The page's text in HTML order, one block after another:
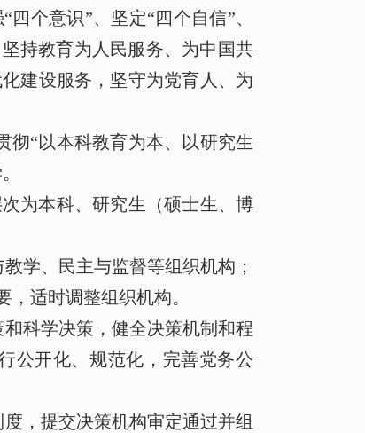
个意识”、坚定“四个自信”、
持教育为人民服务、为中国共
建设服务，坚守为党育人、为
彻“以本科教育为本、以研究生
为本科、研究生（硕士生、博
学、民主与监督等组织机构；
适时调整组织机构。
科学决策，健全决策机制和程
公开化、规范化，完善党务公
，提交决策机构审定通过并组